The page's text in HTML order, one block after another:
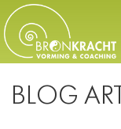
BLOG